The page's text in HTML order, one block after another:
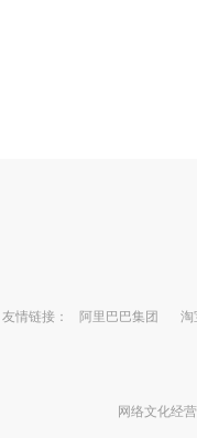
友情链接： 阿里巴巴集团 淘
网络文化经